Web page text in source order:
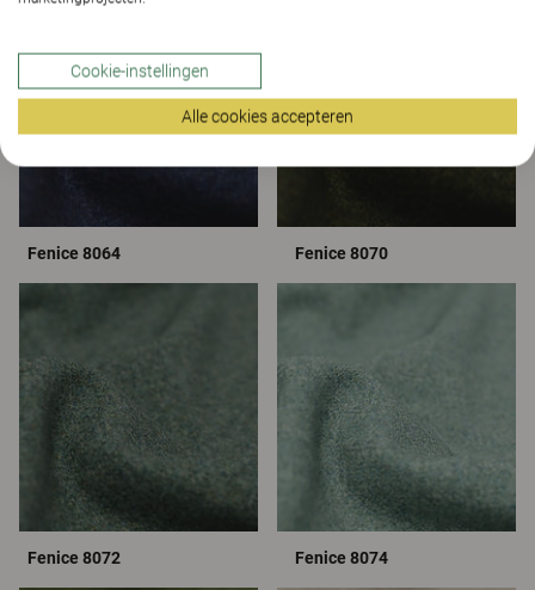
Fenice 8064 Fenice 8070
Fenice 8072 Fenice 8074
Cookie-instellingen
Alle cookies accepteren